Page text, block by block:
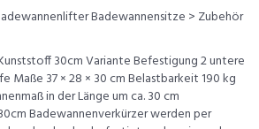
Badewannensitze > Zubehör
30cm Variante Befestigung 2 untere
Maße 37 × 28 × 30 cm Belastbarkeit 190 kg
in der Länge um ca. 30 cm
Badewannenverkürzer werden per